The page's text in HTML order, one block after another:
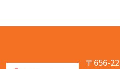
〒656-